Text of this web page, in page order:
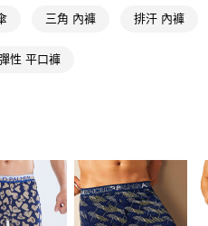
三角 內褲 排汗 內褲
性 平口褲